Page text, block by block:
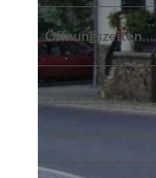
Öffnungszeiten